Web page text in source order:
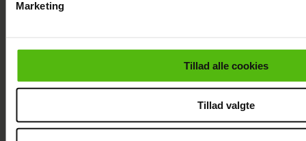
cookiepolitik.
Marketing
Tillad alle cookies
Tillad valgte
Nikolaj Lie Kaas rørt og taknemmelig: "Det